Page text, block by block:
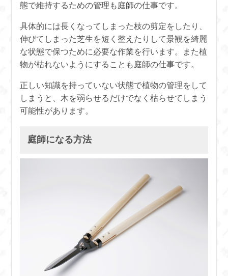
態で維持するための管理も庭師の仕事です。
具体的には長くなってしまった枝の剪定をしたり、
伸びてしまった芝生を短く整えたりして景観を綺麗
な状態で保つために必要な作業を行います。また植
物が枯れないようにすることも庭師の仕事です。
正しい知識を持っていない状態で植物の管理をして
しまうと、木を弱らせるだけでなく枯らせてしまう
可能性があります。
庭師になる方法